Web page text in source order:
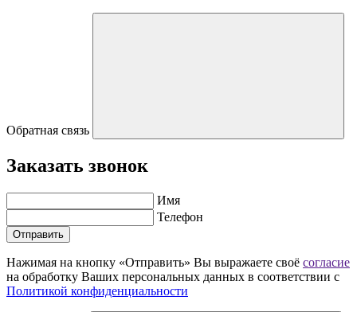
Обратная связь
Заказать звонок
Имя
Телефон
Отправить
Нажимая на кнопку «Отправить» Вы выражаете своё согласие
на обработку Ваших персональных данных в соответствии с
Политикой конфиденциальности